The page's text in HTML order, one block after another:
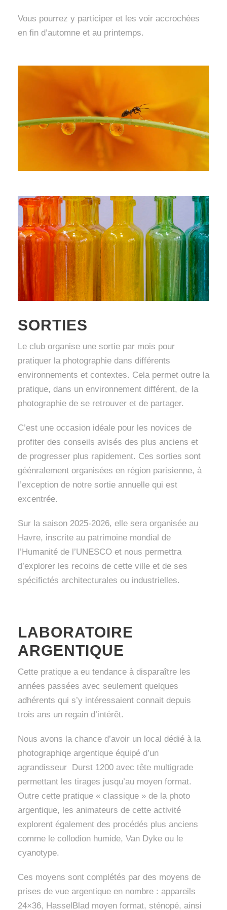
Vous pourrez y participer et les voir accrochées
en fin d’automne et au printemps.
SORTIES
Le club organise une sortie par mois pour
pratiquer la photographie dans différents
environnements et contextes. Cela permet outre la
pratique, dans un environnement différent, de la
photographie de se retrouver et de partager.
C’est une occasion idéale pour les novices de
profiter des conseils avisés des plus anciens et
de progresser plus rapidement. Ces sorties sont
géénralement organisées en région parisienne, à
l’exception de notre sortie annuelle qui est
excentrée.
Sur la saison 2025-2026, elle sera organisée au
Havre, inscrite au patrimoine mondial de
l’Humanité de l’UNESCO et nous permettra
d’explorer les recoins de cette ville et de ses
spécifictés architecturales ou industrielles.
LABORATOIRE
ARGENTIQUE
Cette pratique a eu tendance à disparaître les
années passées avec seulement quelques
adhérents qui s’y intéressaient connait depuis
trois ans un regain d’intérêt.
Nous avons la chance d’avoir un local dédié à la
photographiqe argentique équipé d’un
agrandisseur Durst 1200 avec tête multigrade
permettant les tirages jusqu’au moyen format.
Outre cette pratique « classique » de la photo
argentique, les animateurs de cette activité
explorent également des procédés plus anciens
comme le collodion humide, Van Dyke ou le
cyanotype.
Ces moyens sont complétés par des moyens de
prises de vue argentique en nombre : appareils
24×36, HasselBlad moyen format, sténopé, ainsi